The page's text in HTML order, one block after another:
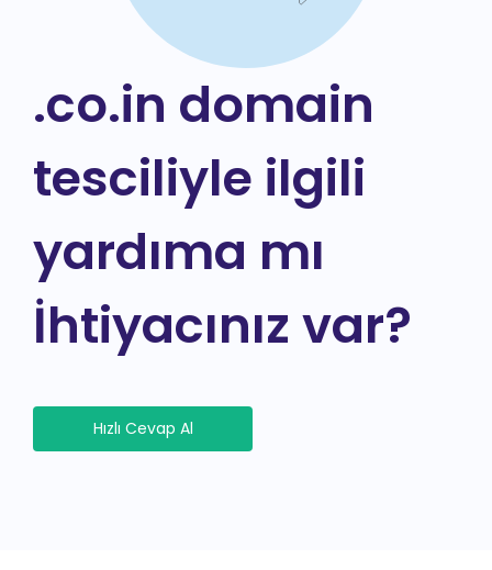
.co.in domain
tesciliyle ilgili
yardıma mı
İhtiyacınız var?
Hızlı Cevap Al